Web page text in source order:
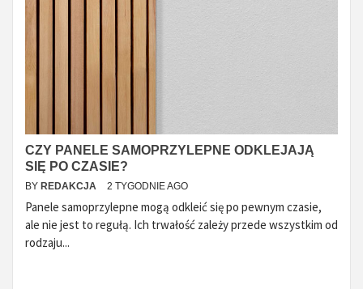
CZY PANELE SAMOPRZYLEPNE ODKLEJAJĄ
SIĘ PO CZASIE?
BY REDAKCJA 2 TYGODNIE AGO
Panele samoprzylepne mogą odkleić się po pewnym czasie,
ale nie jest to regułą. Ich trwałość zależy przede wszystkim od
rodzaju...